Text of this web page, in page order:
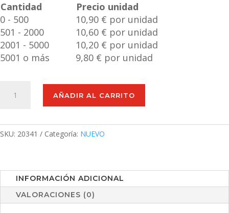
Cantidad
Precio unidad
0 - 500
10,90 € por unidad
501 - 2000
10,60 € por unidad
2001 - 5000
10,20 € por unidad
5001 o más
9,80 € por unidad
Estaro
AÑADIR AL CARRITO
SKU: 20341 Categoría: NUEVO
INFORMACIÓN ADICIONAL
VALORACIONES (0)